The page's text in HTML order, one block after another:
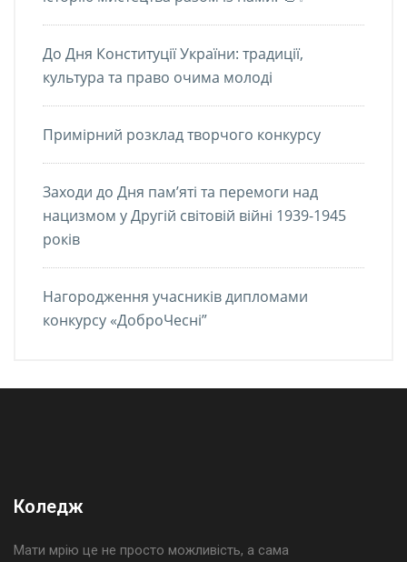
До Дня Конституції України: традиції,
культура та право очима молоді
Примірний розклад творчого конкурсу
Заходи до Дня пам’яті та перемоги над
нацизмом у Другій світовій війні 1939-1945
років
Нагородження учасників дипломами
конкурсу «ДоброЧесні”
Коледж
Мати мрію це не просто можливість, а сама